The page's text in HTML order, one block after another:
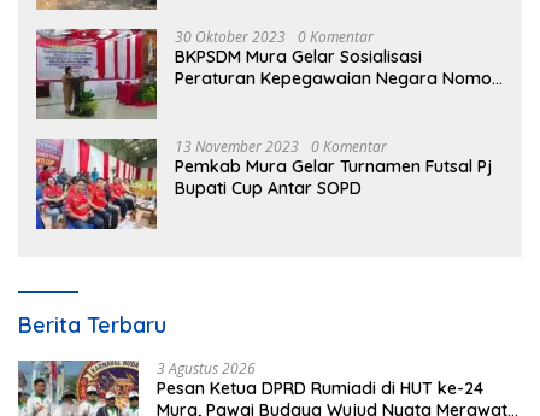
30 Oktober 2023 0 Komentar
BKPSDM Mura Gelar Sosialisasi
Peraturan Kepegawaian Negara Nomor
13 November 2023 0 Komentar
Pemkab Mura Gelar Turnamen Futsal Pj
Bupati Cup Antar SOPD
Berita Terbaru
3 Agustus 2026
Pesan Ketua DPRD Rumiadi di HUT ke-24
Mura, Pawai Budaya Wujud Nyata Merawat